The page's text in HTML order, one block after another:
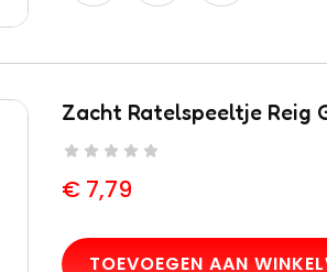
Bouwstenen
Moltó 20
Onderdelen
Trolley
Zacht Ratelspeeltje Reig
€7,79
TOEVOEGEN AAN